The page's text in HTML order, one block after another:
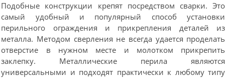
Подобные конструкции крепят посредством сварки. Это
самый удобный и популярный способ установки
перильного ограждения и прикрепления деталей из
металла. Методом сверления не всегда удается проделать
отверстие в нужном месте и молотком прикрепить
заклепку. Металлические перила являются
универсальными и подходят практически к любому типу